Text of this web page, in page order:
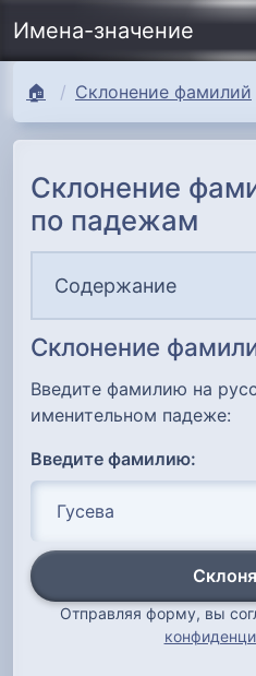
Имена-значение
🏠 Склонение фамилий
Склонение
по падежам
Содержание
Склонение
Введите фамилию на
именительном падеже:
Введите фамилию:
Отправляя форму, вы